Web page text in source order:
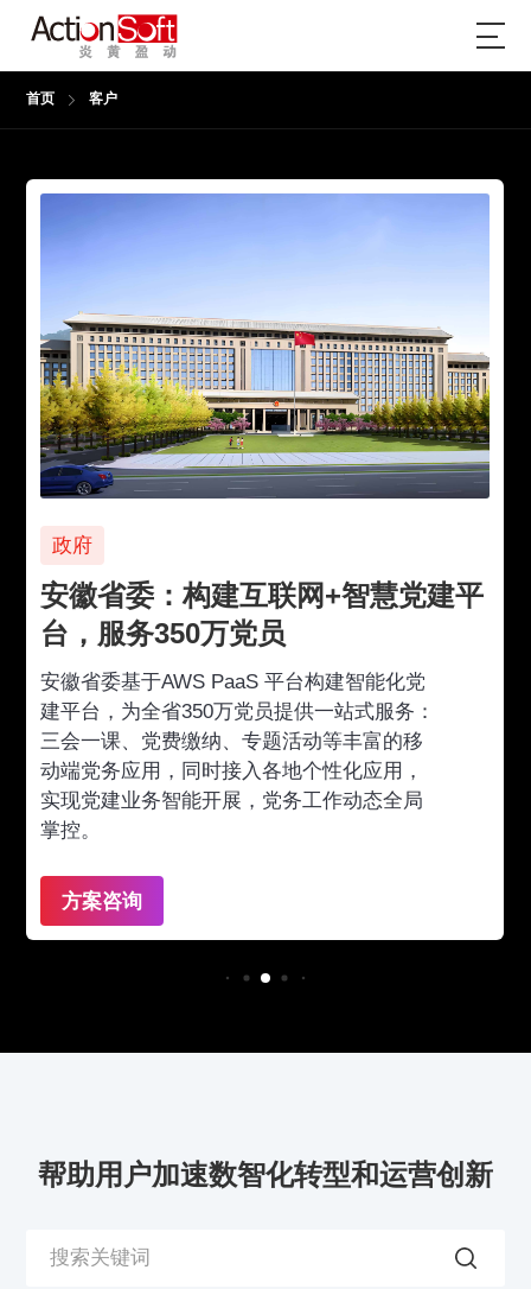
首页 客户
政府
安徽省委：构建互联网+智慧党建平
台，服务350万党员
安徽省委基于AWS PaaS 平台构建智能化党
建平台，为全省350万党员提供一站式服务：
三会一课、党费缴纳、专题活动等丰富的移
动端党务应用，同时接入各地个性化应用，
实现党建业务智能开展，党务工作动态全局
掌控。
方案咨询
帮助用户加速数智化转型和运营创新